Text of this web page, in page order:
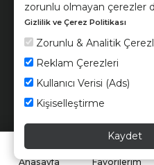
zorunlu olmayan çerezler
Gizlilik ve Çerez Politikası
Zorunlu & Analitik
Reklam Çerezleri
Kullanıcı Verisi (Ads)
Kişiselleştirme
Kaydet
© 2026 Ünsa Madencilik
Elektrik Üretim San. ve
Anasayfa Favorilerim